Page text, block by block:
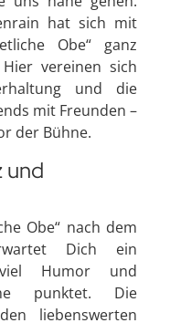
hat sich mit
Obe“ ganz
vereinen sich
und die
mit Freunden –
der Bühne.
und
Obe“ nach dem
Dich ein
Humor und
punktet. Die
liebenswerten